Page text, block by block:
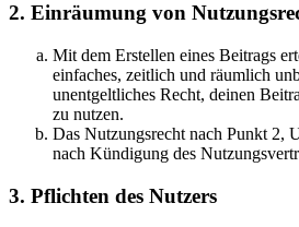
2. Einräumung von
Mit dem Erstellen eines Beitrags
einfaches, zeitlich und räumlich
unentgeltliches Recht, deinen
zu nutzen.
Das Nutzungsrecht nach Punkt 2,
nach Kündigung des
3. Pflichten des Nutzers